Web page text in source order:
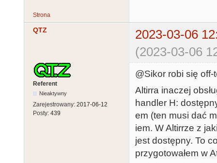
Strona
QTZ
2023-03-06
(2023-03-06
Referent
Nieaktywny
Zarejestrowany: 2017-06-12
Posty: 439
@Sikor robi się
Altirra inaczej
handler H:
em (ten musi dać
iem. W Altirrze z
jest dostępny. To
przygotowałem w